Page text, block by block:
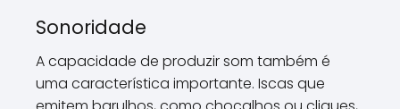
Sonoridade
A capacidade de produzir som também é
uma característica importante. Iscas que